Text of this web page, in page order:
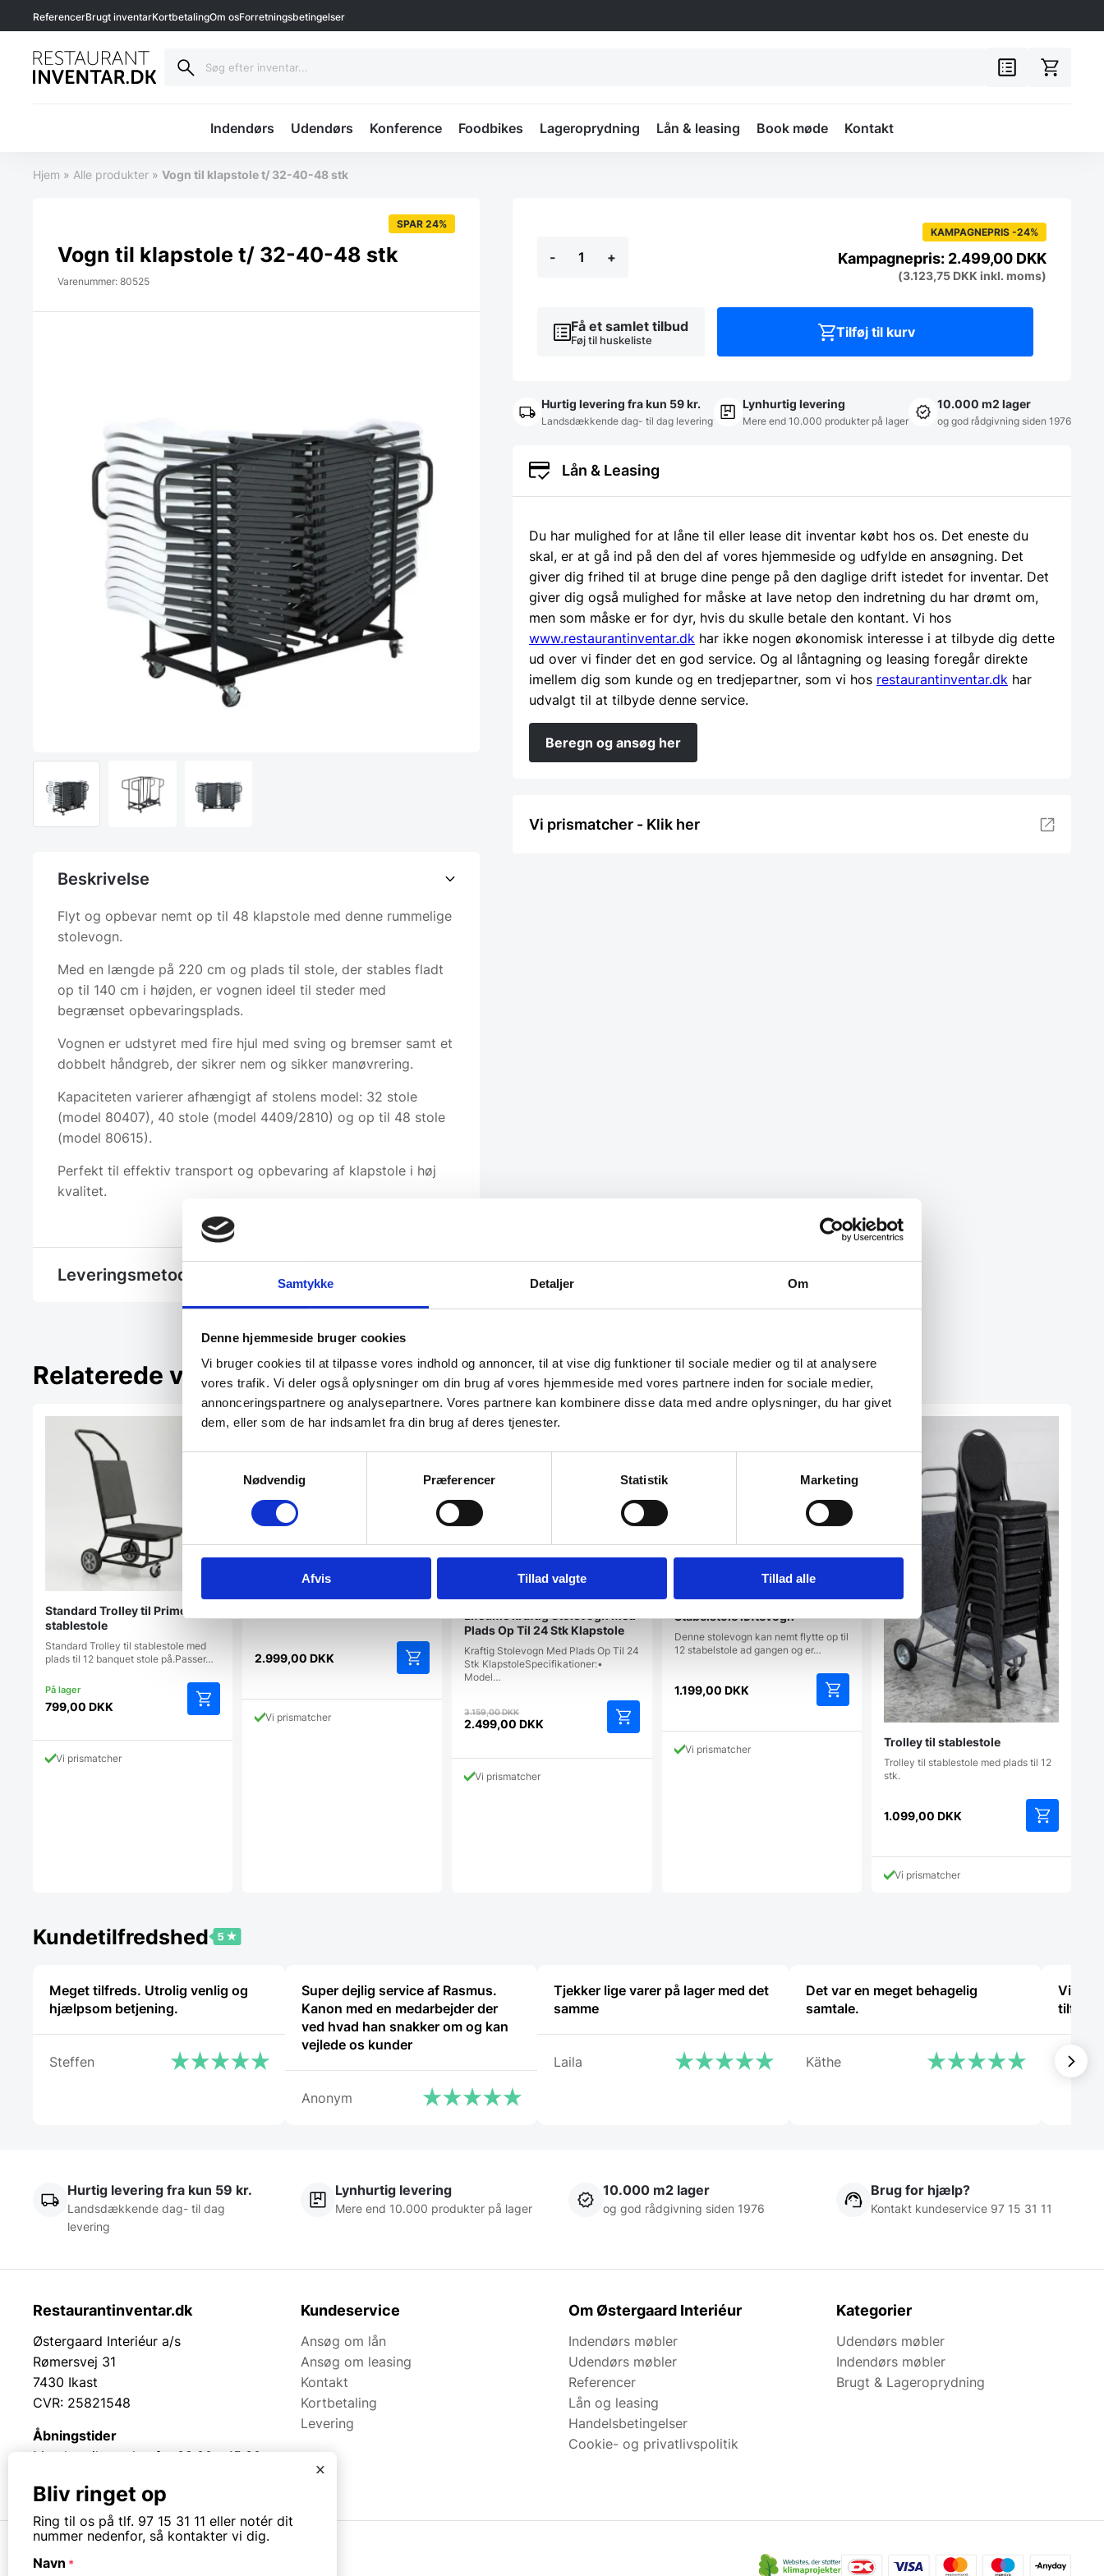
Samtykke Detaljer Om
Denne hjemmeside bruger cookies
Vi bruger cookies til at tilpasse vores indhold og annoncer, til at vise dig funktioner til sociale medier og til at analysere
vores trafik. Vi deler også oplysninger om din brug af vores hjemmeside med vores partnere inden for sociale medier,
annonceringspartnere og analysepartnere. Vores partnere kan kombinere disse data med andre oplysninger, du har givet
dem, eller som de har indsamlet fra din brug af deres tjenester.
Nødvendig
Præferencer Statistik Marketing
Afvis Tillad valgte Tillad alle
ReferencerBrugt inventarKortbetalingOm osForretningsbetingelser
Indendørs Udendørs Konference Foodbikes Lageroprydning Lån & leasing Book møde Kontakt
Hjem » Alle produkter » Vogn til klapstole t/ 32-40-48 stk
SPAR 24%
Vogn til klapstole t/ 32-40-48 stk
Varenummer: 80525
Beskrivelse
Flyt og opbevar nemt op til 48 klapstole med denne rummelige
stolevogn.
Med en længde på 220 cm og plads til stole, der stables fladt
op til 140 cm i højden, er vognen ideel til steder med
begrænset opbevaringsplads.
Vognen er udstyret med fire hjul med sving og bremser samt et
dobbelt håndgreb, der sikrer nem og sikker manøvrering.
Kapaciteten varierer afhængigt af stolens model: 32 stole
(model 80407), 40 stole (model 4409/2810) og op til 48 stole
(model 80615).
Perfekt til effektiv transport og opbevaring af klapstole i høj
kvalitet.
Leveringsmetode
-
stk
+
KAMPAGNEPRIS -24%
2.499,00 DKK
(3.123,75 DKK inkl. moms)
Få et samlet tilbud
Føj til huskeliste Tilføj til kurv
Hurtig levering fra kun 59 kr.
Landsdækkende dag- til dag levering
Lynhurtig levering
Mere end 10.000 produkter på lager
10.000 m2 lager
og god rådgivning siden 1976
Lån & Leasing
Du har mulighed for at låne til eller lease dit inventar købt hos os. Det eneste du
skal, er at gå ind på den del af vores hjemmeside og udfylde en ansøgning. Det
giver dig frihed til at bruge dine penge på den daglige drift istedet for inventar. Det
giver dig også mulighed for måske at lave netop den indretning du har drømt om,
men som måske er for dyr, hvis du skulle betale den kontant. Vi hos
www.restaurantinventar.dk har ikke nogen økonomisk interesse i at tilbyde dig dette
ud over vi finder det en god service. Og al låntagning og leasing foregår direkte
imellem dig som kunde og en tredjepartner, som vi hos restaurantinventar.dk har
udvalgt til at tilbyde denne service.
Beregn og ansøg her
Vi prismatcher - Klik her
Relaterede varer
Standard Trolley til Primo
stablestole
Standard Trolley til stablestole med
plads til 12 banquet stole på.Passer…
799,00 DKK
Vi prismatcher
2.999,00 DKK
Vi prismatcher
Lifetime kraftig Stolevogn Med
Plads Op Til 24 Stk Klapstole
Kraftig Stolevogn Med Plads Op Til 24
Stk KlapstoleSpecifikationer:•
Model…
3.159,00DKKDen
oprindelige
var:
3.159,00 DKK.
2.499,00DKK
pris
er:Vi prismatcher
Stabelstole løftevogn
Denne stolevogn kan nemt flytte op til
12 stabelstole ad gangen og er…
1.199,00 DKK
Vi prismatcher
Trolley til stablestole
Trolley til stablestole med plads til 12
stk.
1.099,00 DKK
Vi prismatcher
Kundetilfredshed
Meget tilfreds. Utrolig venlig og
hjælpsom betjening.
Steffen
Super dejlig service af Rasmus.
Kanon med en medarbejder der
ved hvad han snakker om og kan
vejlede os kunder
Anonym
Tjekker lige varer på lager med det
samme
Laila
Det var en meget behagelig
samtale.
Käthe
tilfreds
Hurtig levering fra kun 59 kr.
Landsdækkende dag- til dag
levering
Lynhurtig levering
Mere end 10.000 produkter på lager
10.000 m2 lager
og god rådgivning siden 1976
Brug for hjælp?
Kontakt kundeservice 97 15 31 11
Restaurantinventar.dk
Østergaard Interiéur a/s
Rømersvej 31
7430 Ikast
CVR: 25821548
Åbningstider
Mandag til torsdag fra 08:00 – 15:30.
Kundeservice
Ansøg om lån
Ansøg om leasing
Kontakt
Kortbetaling
Levering
Om Østergaard Interiéur
Indendørs møbler
Udendørs møbler
Referencer
Lån og leasing
Handelsbetingelser
Cookie- og privatlivspolitik
Kategorier
Udendørs møbler
Indendørs møbler
Brugt & Lageroprydning
© Copyright. All rights reserved.
x
Bliv ringet op
Ring til os på tlf. 97 15 31 11 eller notér dit
nummer nedenfor, så kontakter vi dig.
Navn *